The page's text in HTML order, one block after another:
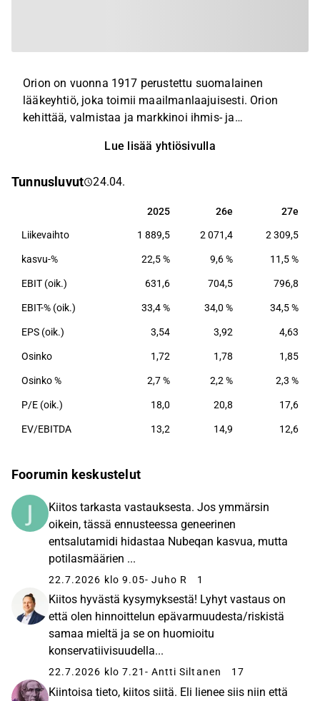
Orion on vuonna 1917 perustettu suomalainen
lääkeyhtiö, joka toimii maailmanlaajuisesti. Orion
kehittää, valmistaa ja markkinoi ihmis- ja
Orionin lääketutkimuksen ydinterapia-alueita ovat
suomalaisen tautiperimän harvinaissairaudet sekä
Lue lisää yhtiösivulla
Tunnusluvut 24.04.
2025 26e 27e
2025 26e 27e
Liikevaihto 1 889,5 2 071,4 2 309,5
kasvu-% 22,5 % 9,6 % 11,5 %
EBIT (oik.) 631,6 704,5 796,8
EBIT-% (oik.) 33,4 % 34,0 % 34,5 %
EPS (oik.) 3,54 3,92 4,63
Osinko 1,72 1,78 1,85
Osinko % 2,7 % 2,2 % 2,3 %
P/E (oik.) 18,0 20,8 17,6
EV/EBITDA 13,2 14,9 12,6
Foorumin keskustelut
Kiitos tarkasta vastauksesta. Jos ymmärsin
oikein, tässä ennusteessa geneerinen
entsalutamidi hidastaa Nubeqan kasvua, mutta
potilasmäärien ...
22.7.2026 klo 9.05- Juho R 1
Kiitos hyvästä kysymyksestä! Lyhyt vastaus on
että olen hinnoittelun epävarmuudesta/riskistä
samaa mieltä ja se on huomioitu
konservatiivisuudella...
22.7.2026 klo 7.21 - Antti Siltanen 17
Kiintoisa tieto, kiitos siitä. Eli lienee siis niin että